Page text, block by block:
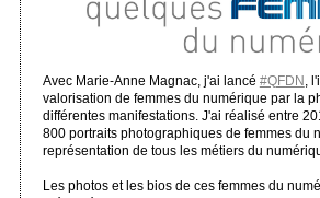
Avec Marie-Anne Magnac, j'ai lancé #QFDN
,
valorisation de femmes du numérique par la
différentes manifestations. J'ai réalisé entre
800 portraits photographiques de femmes du
représentation de tous les métiers du
Les photos et les bios de ces femmes du